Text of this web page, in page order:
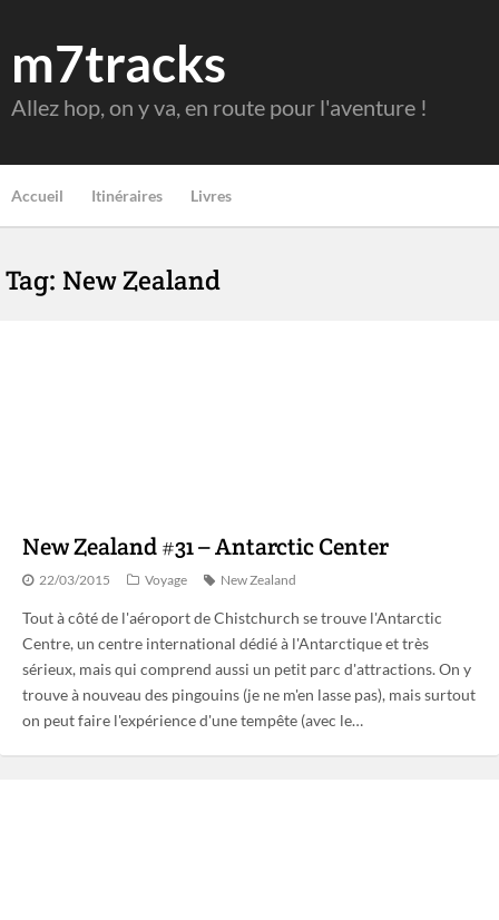
m7tracks
Allez hop, on y va, en route pour l'aventure !
Accueil Itinéraires Livres
Tag: New Zealand
New Zealand #31 – Antarctic Center
22/03/2015 Voyage New Zealand
Tout à côté de l'aéroport de Chistchurch se trouve l'Antarctic
Centre, un centre international dédié à l'Antarctique et très
sérieux, mais qui comprend aussi un petit parc d'attractions. On y
trouve à nouveau des pingouins (je ne m'en lasse pas), mais surtout
on peut faire l'expérience d'une tempête (avec le…